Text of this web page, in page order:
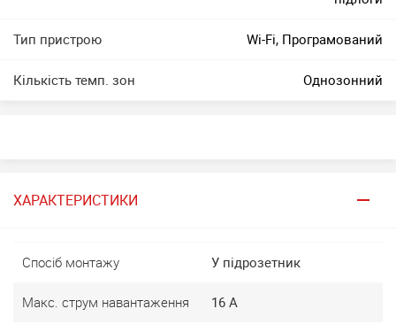
Тип пристрою Wi-Fi, Програмований
Кількість темп. зон Однозонний
ХАРАКТЕРИСТИКИ
Спосіб монтажу У підрозетник
Макс. струм навантаження 16 А